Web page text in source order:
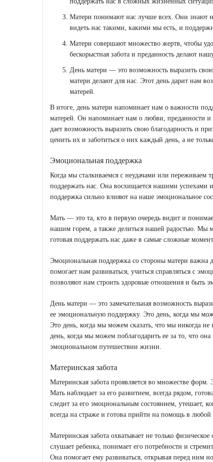
Матери понимают нас лучше всех. Они знают
видеть нас такими, какими мы есть, и
Матери совершают множество жертв, чтобы
бескорыстная забота и преданность делают
День матери — это возможность выразить
матери делают для нас. Этот день дарит нам
матерей.
В итоге, день матери напоминает нам о важности
матерей. Он напоминает нам о любви, преданности
дает возможность выразить свою благодарность и
ценить их и заботиться о них каждый день, а не
Эмоциональная поддержка
Когда мы сталкиваемся с неудачами или переживаем
поддержать нас. Она восхищается нашими успехами
поддержка сильно влияют на наше эмоциональное
Мать — это та, кто в первую очередь видит и
нашим горем, а также делиться нашей радостью. Мы
готовая поддержать нас даже в самые сложные
Эмоциональная поддержка со стороны матери важна
помогает нам развиваться, учиться справляться с
позволяют нам строить здоровые отношения и быть
День матери — это замечательная возможность
ее эмоциональную поддержку. Это день, когда мы
Это день, когда мы можем сказать, что мы никогда
день, когда мы можем поблагодарить ее за то, что
эмоциональном путешествии жизни.
Материнская забота
Материнская забота проявляется во множестве
Мать наблюдает за его развитием, всегда рядом,
следит за его эмоциональным состоянием, утешает,
всегда на страже и готова прийти на помощь в любой
Материнская забота охватывает не только
слушает ребенка, понимает его потребности и
Она помогает ему развиваться, открывая перед ним